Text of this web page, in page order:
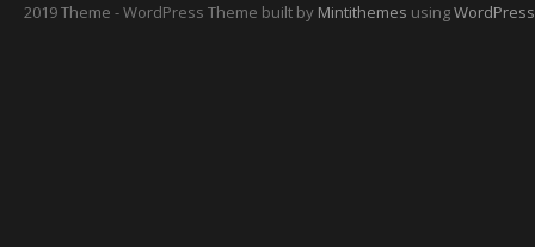
2019 Theme - WordPress Theme built by Mintithemes usingWordPress